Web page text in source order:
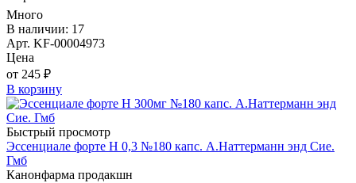
Много
В наличии: 17
Арт. KF-00004973
Цена
от 245 ₽
В корзину
Быстрый просмотр
Эссенциале форте Н 0,3 №180 капс. А.Наттерманн энд Сие.
Гмб
Канонфарма продакшн